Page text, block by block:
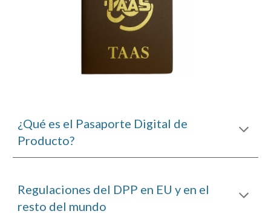
¿Qué es el Pasaporte Digital de
Producto?
Regulaciones del DPP en EU y en el
resto del mundo